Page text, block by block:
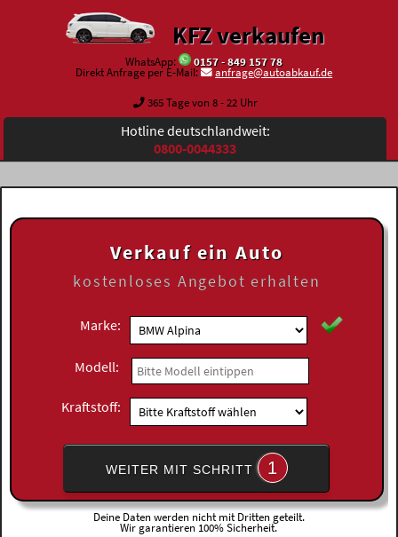
KFZ verkaufen
WhatsApp:
0157 - 849 157 78
Direkt Anfrage per E-Mail:
anfrage@autoabkauf.de
365 Tage von 8 - 22 Uhr
Hotline deutschlandweit:
0800-0044333
Verkauf ein Auto
kostenloses Angebot erhalten
Marke:
Modell:
Kraftstoff:
WEITER MIT SCHRITT 1
Deine Daten werden nicht mit Dritten geteilt.
Wir garantieren 100% Sicherheit.